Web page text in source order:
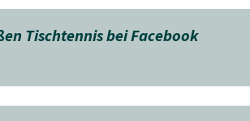
Tischtennis bei Facebook